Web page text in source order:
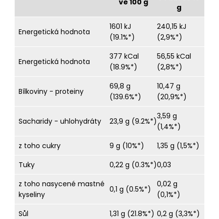
g
Energetická hodnota
1601 kJ
(19.1%*)
240,15 kJ
(2,9%*)
Energetická hodnota
377 kCal
(18.9%*)
56,55 kCal
(2,8%*)
Bílkoviny - proteiny
69,8 g
(139.6%*)
10,47 g
(20,9%*)
Sacharidy - uhlohydráty 23,9 g (9.2%*)
3,59 g
(1,4%*)
z toho cukry
9 g (10%*)
1,35 g (1,5%*)
Tuky
0,22 g (0.3%*)0,03
z toho nasycené mastné
kyseliny
0,1 g (0.5%*)
0,02 g
(0,1%*)
Sůl
1,31 g (21.8%*) 0,2 g (3,3%*)